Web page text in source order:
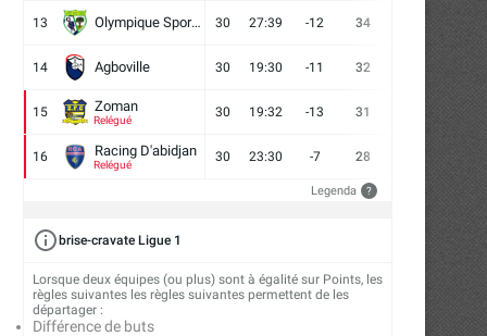
13 Olympique Sport d'Abobo FC 30 27:39 -12 34 14
14 Agboville 30 19:30 -11 32
15 Zoman
Relégué
30 19:32 -13 31
16 Racing D'abidjan
Relégué
30 23:30 -7 28
Legenda ?
brise-cravate Ligue 1
Lorsque deux équipes (ou plus) sont à égalité sur Points, les
règles suivantes les règles suivantes permettent de les
départager :
Différence de buts